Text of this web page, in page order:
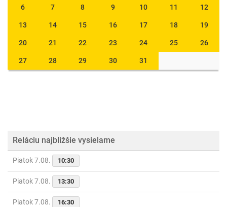
6 7 8 9 10 11 12
13 14 15 16 17 18 19
20 21 22 23 24 25 26
27 28 29 30 31
Reláciu najbližšie vysielame
Piatok 7.08. 10:30
Piatok 7.08. 13:30
Piatok 7.08. 16:30